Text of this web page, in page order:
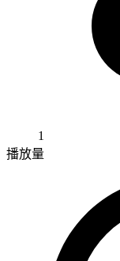
1
播放量